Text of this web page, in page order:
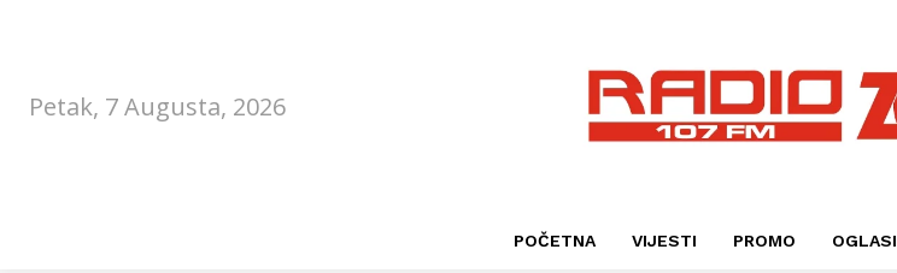
Petak, 7 Augusta, 2026
POČETNA VIJESTI PROMO OGLASI